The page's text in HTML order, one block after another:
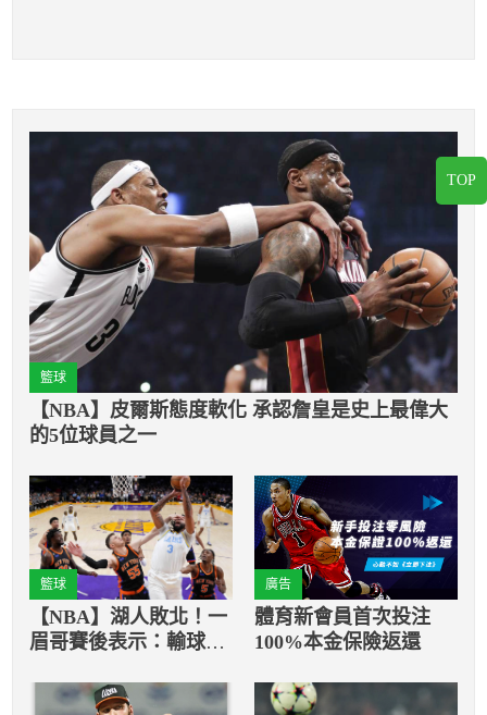
籃球
【NBA】皮爾斯態度軟化 承認詹皇是史上最偉大
的5位球員之一
籃球
【NBA】湖人敗北！一
眉哥賽後表示：輸球是
廣告
體育新會員首次投注
100%本金保險返還
TOP